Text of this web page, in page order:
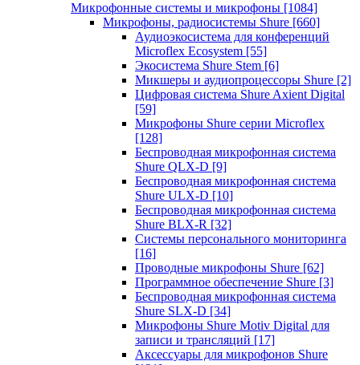
Микрофонные системы и микрофоны [1084]
Микрофоны, радиосистемы Shure [660]
Аудиоэкосистема для конференций
Microflex Ecosystem [55]
Экосистема Shure Stem [6]
Микшеры и аудиопроцессоры Shure [2]
Цифровая система Shure Axient Digital
[59]
Микрофоны Shure серии Microflex
[128]
Беспроводная микрофонная система
Shure QLX-D [9]
Беспроводная микрофонная система
Shure ULX-D [10]
Беспроводная микрофонная система
Shure BLX-R [32]
Системы персонального мониторинга
[16]
Проводные микрофоны Shure [62]
Программное обеспечение Shure [3]
Беспроводная микрофонная система
Shure SLX-D [34]
Микрофоны Shure Motiv Digital для
записи и трансляций [17]
Аксессуары для микрофонов Shure